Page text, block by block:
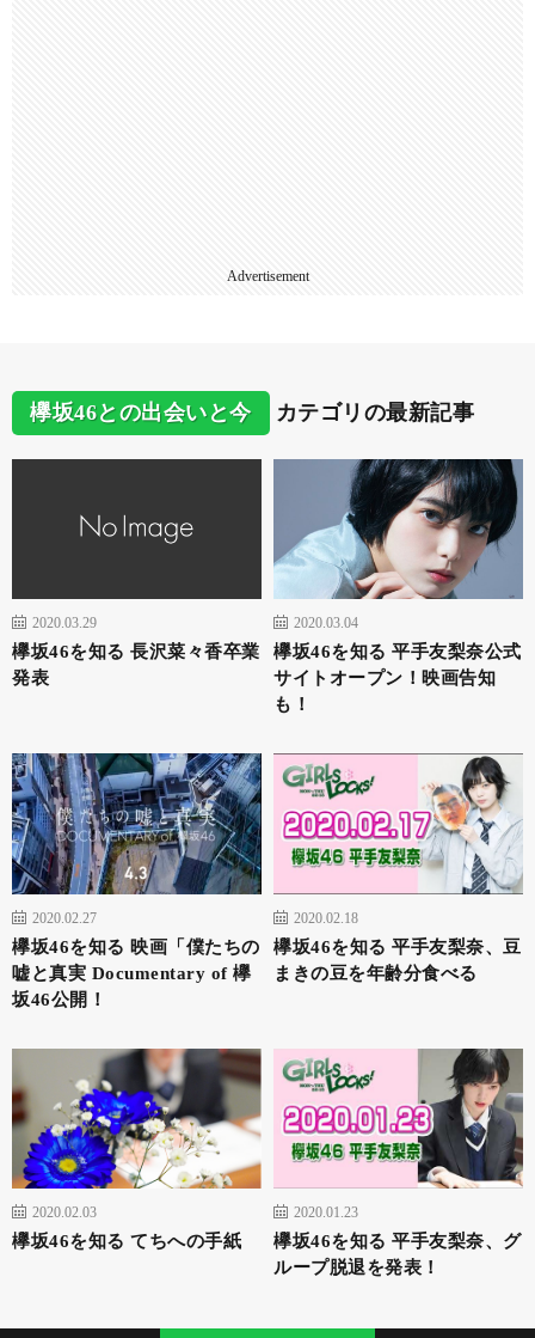
Advertisement
欅坂46との出会いと今 カテゴリの最新記事
2020.03.29
欅坂46を知る 長沢菜々香卒業
発表
2020.03.04
欅坂46を知る 平手友梨奈公式
サイトオープン！映画告知
も！
2020.02.27
欅坂46を知る 映画「僕たちの
嘘と真実 Documentary of 欅
坂46公開！
2020.02.18
欅坂46を知る 平手友梨奈、豆
まきの豆を年齢分食べる
2020.02.03
欅坂46を知る てちへの手紙
2020.01.23
欅坂46を知る 平手友梨奈、グ
ループ脱退を発表！